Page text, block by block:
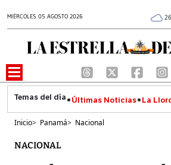
MIÉRCOLES 05 AGOSTO 2026
Últimas Noticias La
Inicio> Panamá> Nacional
NACIONAL